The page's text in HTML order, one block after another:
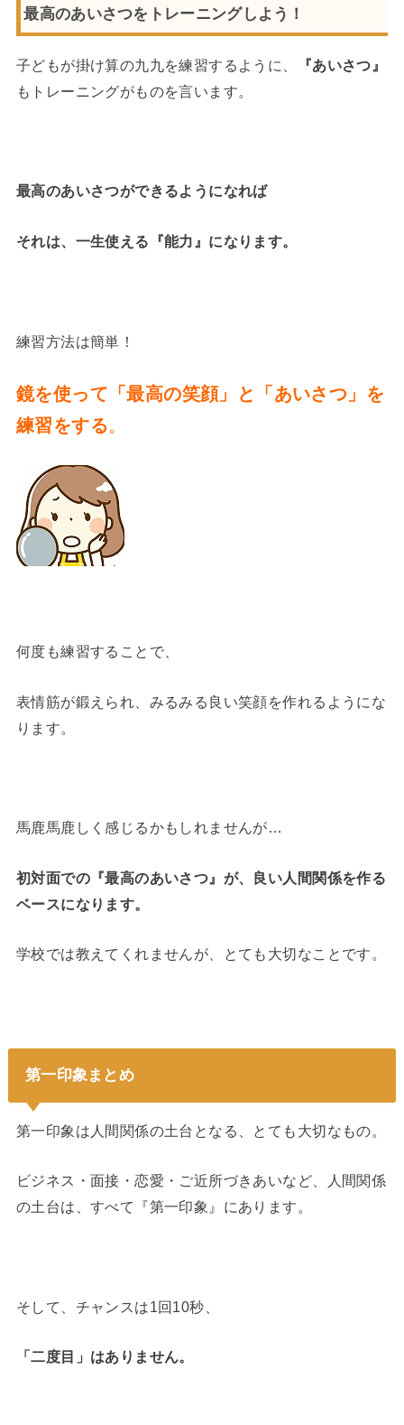
最高のあいさつをトレーニングしよう！
子どもが掛け算の九九を練習するように、
『あいさつ』
もトレーニングがものを言います。
最高のあいさつができるようになれば
それは、一生使える『能力』になります。
練習方法は簡単！
鏡を使って「最高の笑顔」と「あいさつ」を
練習をする。
何度も練習することで、
表情筋が鍛えられ、みるみる良い笑顔を作れるようにな
ります。
馬鹿馬鹿しく感じるかもしれませんが…
初対面での『最高のあいさつ』が、良い人間関係を作る
ベースになります。
学校では教えてくれませんが、とても大切なことです。
第一印象まとめ
第一印象は人間関係の土台となる、とても大切なもの。
ビジネス・面接・恋愛・ご近所づきあいなど、人間関係
の土台は、すべて『第一印象』にあります。
そして、チャンスは1回10秒、
「二度目」はありません。